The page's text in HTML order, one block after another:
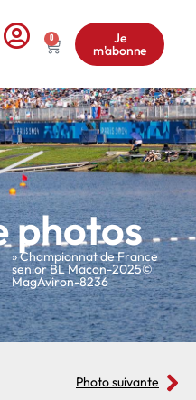
0 Je
m'abonne
photos
» Championnat de France
senior BL Macon-2025©
MagAviron-8236
Photo suivante